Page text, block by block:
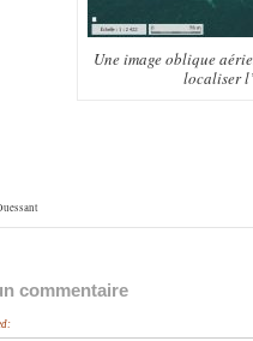
Une image oblique
localiser
commentaire